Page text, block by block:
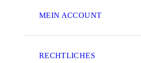
MEIN ACCOUNT
RECHTLICHES